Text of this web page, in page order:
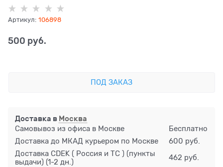
Артикул: 106898
500 руб.
ПОД ЗАКАЗ
Доставка в Москва
Самовывоз из офиса в Москве
Бесплатно
Доставка до МКАД курьером по Москве
600 руб.
Доставка CDEK ( Россия и ТС ) (пункты
выдачи) (1-2 дн.)
462 руб.